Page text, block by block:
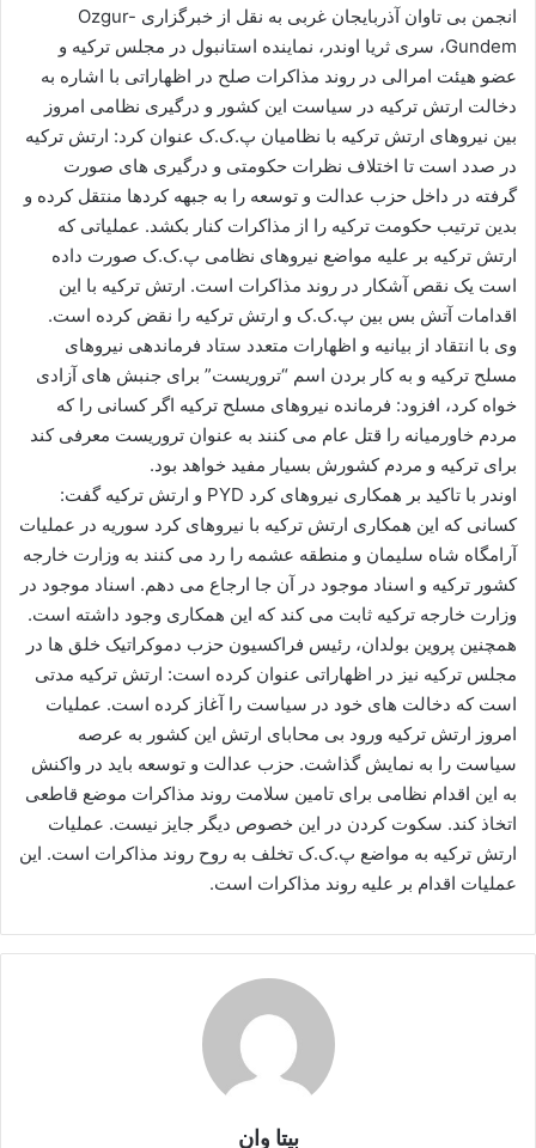
انجمن بی تاوان آذربایجان غربی به نقل از خبرگزاری Ozgur-
Gundem، سری ثریا اوندر، نماینده استانبول در مجلس ترکیه و
عضو هیئت امرالی در روند مذاکرات صلح در اظهاراتی با اشاره به
دخالت ارتش ترکیه در سیاست این کشور و درگیری نظامی امروز
بین نیروهای ارتش ترکیه با نظامیان پ.ک.ک عنوان کرد: ارتش ترکیه
در صدد است تا اختلاف نظرات حکومتی و درگیری های صورت
گرفته در داخل حزب عدالت و توسعه را به جبهه کردها منتقل کرده و
بدین ترتیب حکومت ترکیه را از مذاکرات کنار بکشد. عملیاتی که
ارتش ترکیه بر علیه مواضع نیروهای نظامی پ.ک.ک صورت داده
است یک نقص آشکار در روند مذاکرات است. ارتش ترکیه با این
اقدامات آتش بس بین پ.ک.ک و ارتش ترکیه را نقض کرده است.
وی با انتقاد از بیانیه و اظهارات متعدد ستاد فرماندهی نیروهای
مسلح ترکیه و به کار بردن اسم “تروریست” برای جنبش های آزادی
خواه کرد، افزود: فرمانده نیروهای مسلح ترکیه اگر کسانی را که
مردم خاورمیانه را قتل عام می کنند به عنوان تروریست معرفی کند
برای ترکیه و مردم کشورش بسیار مفید خواهد بود.
اوندر با تاکید بر همکاری نیروهای کرد PYD و ارتش ترکیه گفت:
کسانی که این همکاری ارتش ترکیه با نیروهای کرد سوریه در عملیات
آرامگاه شاه سلیمان و منطقه عشمه را رد می کنند به وزارت خارجه
کشور ترکیه و اسناد موجود در آن جا ارجاع می دهم. اسناد موجود در
وزارت خارجه ترکیه ثابت می کند که این همکاری وجود داشته است.
همچنین پروین بولدان، رئیس فراکسیون حزب دموکراتیک خلق ها در
مجلس ترکیه نیز در اظهاراتی عنوان کرده است: ارتش ترکیه مدتی
است که دخالت های خود در سیاست را آغاز کرده است. عملیات
امروز ارتش ترکیه ورود بی محابای ارتش این کشور به عرصه
سیاست را به نمایش گذاشت. حزب عدالت و توسعه باید در واکنش
به این اقدام نظامی برای تامین سلامت روند مذاکرات موضع قاطعی
اتخاذ کند. سکوت کردن در این خصوص دیگر جایز نیست. عملیات
ارتش ترکیه به مواضع پ.ک.ک تخلف به روح روند مذاکرات است. این
عملیات اقدام بر علیه روند مذاکرات است.
بیتا وان